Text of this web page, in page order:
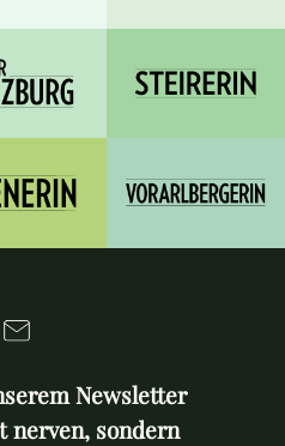
Newsletter
sondern